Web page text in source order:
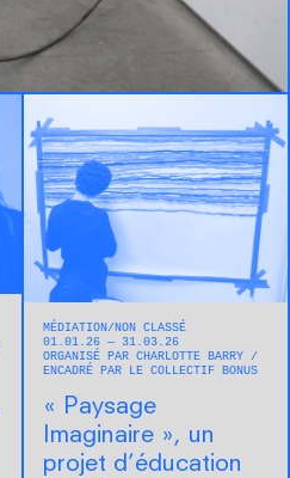
MÉDIATION
NON CLASSÉ
01.01.26 — 31.03.26
ORGANISÉ PAR CHARLOTTE BARRY
ENCADRÉ PAR LE COLLECTIF BONUS
« Paysage
Imaginaire », un
projet d’éducation